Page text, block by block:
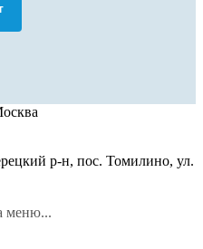
р-н, пос. Томилино, ул.
меню...